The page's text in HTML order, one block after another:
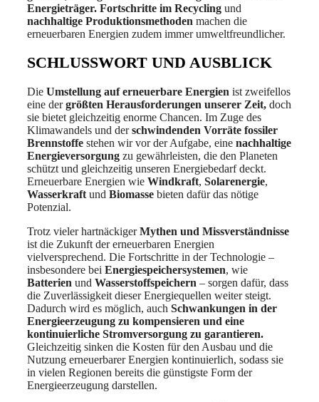
Energieträger. Fortschritte im Recycling und
nachhaltige Produktionsmethoden machen die
erneuerbaren Energien zudem immer umweltfreundlicher.
SCHLUSSWORT UND AUSBLICK
Die Umstellung auf erneuerbare Energien ist zweifellos
eine dergrößten Herausforderungen unserer Zeit, doch
sie bietet gleichzeitig enorme Chancen. Im Zuge des
Klimawandels und derschwindenden Vorräte fossiler
Brennstoffe stehen wir vor der Aufgabe, eine nachhaltige
Energieversorgung zu gewährleisten, die den Planeten
schützt und gleichzeitig unseren Energiebedarf deckt.
Erneuerbare Energien wie Windkraft, Solarenergie,
Wasserkraft und Biomasse bieten dafür das nötige
Potenzial.
Trotz vieler hartnäckigerMythen und Missverständnisse
ist die Zukunft der erneuerbaren Energien
vielversprechend. Die Fortschritte in der Technologie –
insbesondere bei Energiespeichersystemen, wie
Batterien und Wasserstoffspeichern – sorgen dafür, dass
die Zuverlässigkeit dieser Energiequellen weiter steigt.
Dadurch wird es möglich, auch Schwankungen in der
Energieerzeugung zu kompensieren und eine
kontinuierliche Stromversorgung zu garantieren.
Gleichzeitig sinken die Kosten für den Ausbau und die
Nutzung erneuerbarer Energien kontinuierlich, sodass sie
in vielen Regionen bereits die günstigste Form der
Energieerzeugung darstellen.